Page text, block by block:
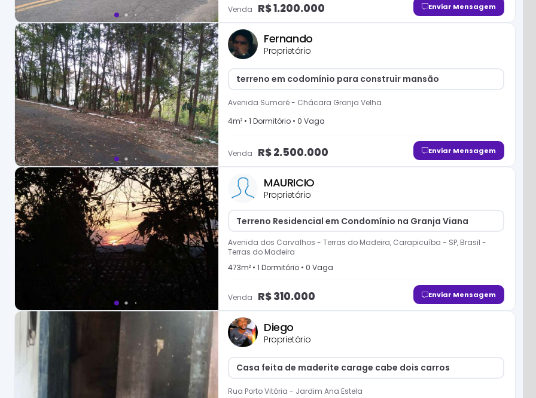
Venda R$1.200.000 Enviar Mensagem
Fernando
Proprietário
terreno em codomínio para construir mansão
Avenida Sumaré- Chácara Granja Velha
4m² • 1 Dormitório • 0 Vaga
Venda R$2.500.000 Enviar Mensagem
MAURICIO
Proprietário
Terreno Residencial em Condomínio na Granja Viana
Avenida dos Carvalhos - Terras do Madeira, Carapicuíba - SP, Brasil -
Terras do Madeira
473m² • 1 Dormitório • 0 Vaga
Venda R$310.000 Enviar Mensagem
Diego
Proprietário
Casa feita de maderite carage cabe dois carros
Rua Porto Vitória - Jardim Ana Estela